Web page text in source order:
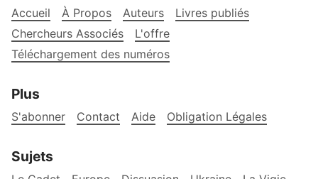
Accueil À Propos Auteurs
Livres publiés
Chercheurs Associés
L'offre
Téléchargement des numéros
Plus
S'abonner Contact Aide Obligation Légales
Sujets